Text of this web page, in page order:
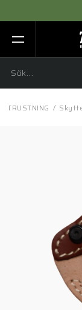
UTRUSTNING /